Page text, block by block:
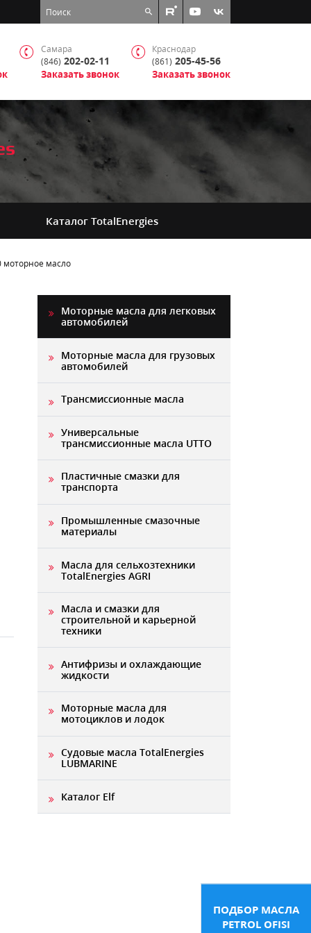
Самара
(846) 202-02-11
Заказать звонок
Краснодар
(861) 205-45-56
Заказать звонок
Каталог TotalEnergies
моторное масло
Моторные масла для легковых
автомобилей
Моторные масла для грузовых
автомобилей
Трансмиссионные масла
Универсальные
трансмиссионные масла UTTO
Пластичные смазки для
транспорта
Промышленные смазочные
материалы
Масла для сельхозтехники
TotalEnergies AGRI
Масла и смазки для
строительной и карьерной
техники
Антифризы и охлаждающие
жидкости
Моторные масла для
мотоциклов и лодок
Судовые масла TotalEnergies
LUBMARINE
Каталог Elf
ПОДБОР МАСЛА
PETROL OFISI